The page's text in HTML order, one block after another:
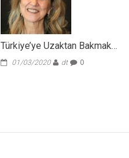
Türkiye’ye Uzaktan Bakmak…
01/03/2020 dt 0